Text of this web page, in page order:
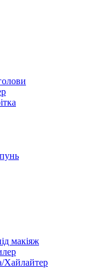
макіяж
Хайлайтер